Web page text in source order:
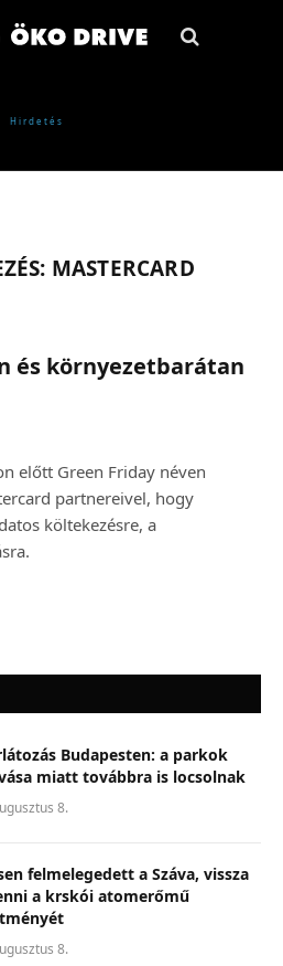
MASTERCARD
és környezetbarátan
előtt Green Friday néven
partnereivel, hogy
költekezésre, a
Budapesten: a parkok
miatt továbbra is locsolnak
8.
felmelegedett a Száva, vissza
a krskói atomerőmű
8.